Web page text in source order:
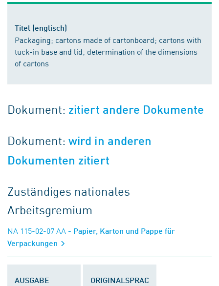
Titel (englisch)
Packaging; cartons made of cartonboard; cartons with
tuck-in base and lid; determination of the dimensions
of cartons
Dokument: zitiert andere Dokumente
Dokument:wird in anderen
Dokumenten zitiert
Zuständiges nationales
Arbeitsgremium
NA 115-02-07 AA - Papier, Karton und Pappe für
Verpackungen
AUSGABE
ORIGINALSPRAC